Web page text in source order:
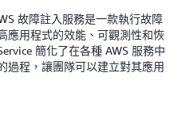
故障註入服務是一款執行故障
應用程式的效能、可觀測性和恢
簡化了在各種 AWS 服務中
過程，讓團隊可以建立對其應用